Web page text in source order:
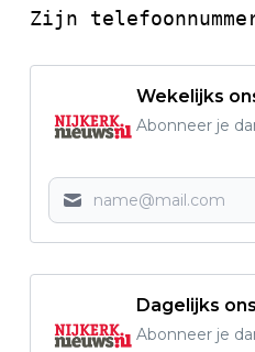
Zijn
Wekelijks
Abonneer je
Dagelijks
Abonneer je